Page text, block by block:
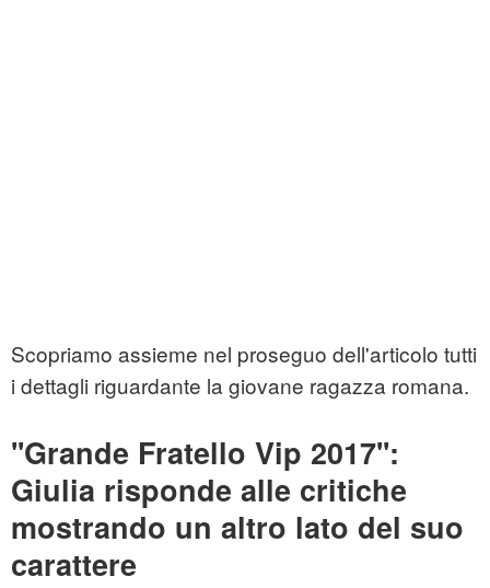
Scopriamo assieme nel proseguo dell'articolo tutti
i dettagli riguardante la giovane ragazza romana.
''Grande Fratello Vip 2017'':
Giulia risponde alle critiche
mostrando un altro lato del suo
carattere